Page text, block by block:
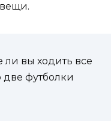
ли вы ходить все
две футболки